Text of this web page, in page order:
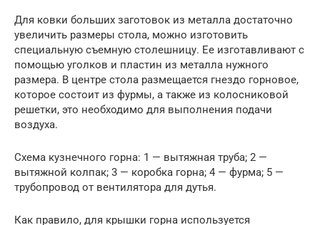
Для ковки больших заготовок из металла достаточно
увеличить размеры стола, можно изготовить
специальную съемную столешницу. Ее изготавливают с
помощью уголков и пластин из металла нужного
размера. В центре стола размещается гнездо горновое,
которое состоит из фурмы, а также из колосниковой
решетки, это необходимо для выполнения подачи
воздуха.
Схема кузнечного горна: 1 — вытяжная труба; 2 —
вытяжной колпак; 3 — коробка горна; 4 — фурма; 5 —
трубопровод от вентилятора для дутья.
Как правило, для крышки горна используется